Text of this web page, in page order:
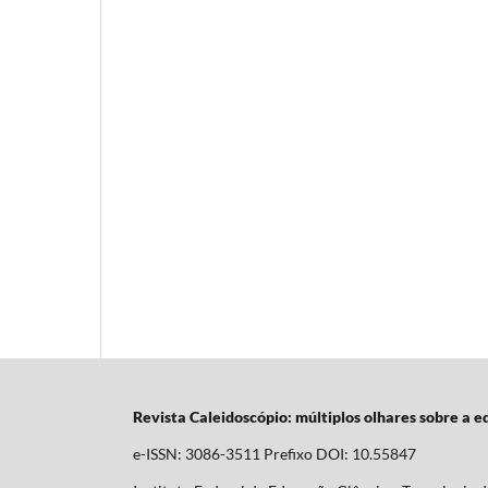
Revista Caleidoscópio: múltiplos olhares sobre a
e-ISSN: 3086-3511 Prefixo DOI: 10.55847